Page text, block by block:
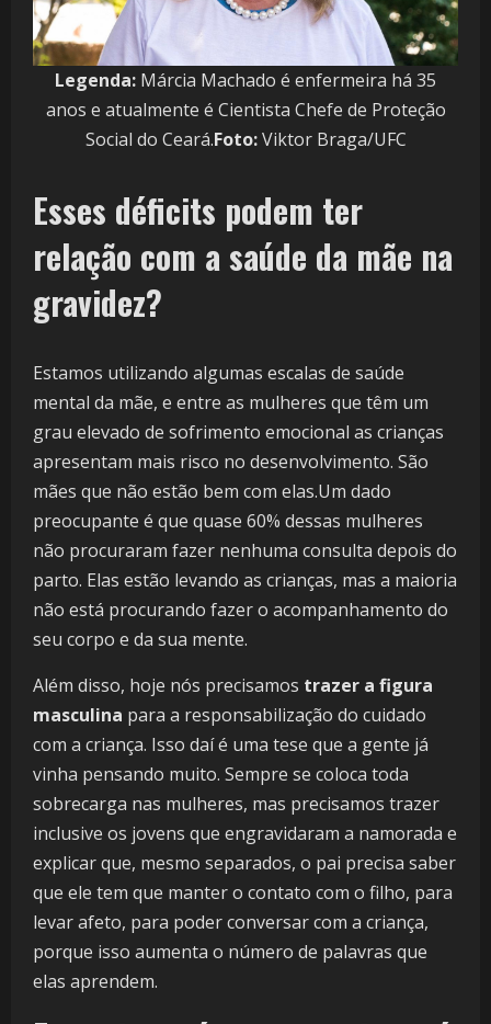
Legenda: Márcia Machado é enfermeira há 35
anos e atualmente é Cientista Chefe de Proteção
Social do Ceará.Foto:Viktor Braga/UFC
Esses déficits podem ter
relação com a saúde da mãe na
gravidez?
Estamos utilizando algumas escalas de saúde
mental da mãe, e entre as mulheres que têm um
grau elevado de sofrimento emocional as crianças
apresentam mais risco no desenvolvimento. São
mães que não estão bem com elas.Um dado
preocupante é que quase 60% dessas mulheres
não procuraram fazer nenhuma consulta depois do
parto. Elas estão levando as crianças, mas a maioria
não está procurando fazer o acompanhamento do
seu corpo e da sua mente.
Além disso, hoje nós precisamos trazer a figura
masculina para a responsabilização do cuidado
com a criança. Isso daí é uma tese que a gente já
vinha pensando muito. Sempre se coloca toda
sobrecarga nas mulheres, mas precisamos trazer
inclusive os jovens que engravidaram a namorada e
explicar que, mesmo separados, o pai precisa saber
que ele tem que manter o contato com o filho, para
levar afeto, para poder conversar com a criança,
porque isso aumenta o número de palavras que
elas aprendem.